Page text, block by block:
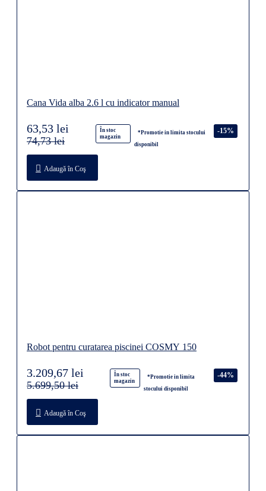
Cana Vida alba 2.6 l cu indicator manual
În stoc
magazin
*Promotie in limita stocului
disponibil
-15%
63,53 lei
74,73 lei
Adaugă în Coş
Robot pentru curatarea piscinei COSMY 150
În stoc
magazin
*Promotie in limita
stocului disponibil
-44%
3.209,67 lei
5.699,50 lei
Adaugă în Coş